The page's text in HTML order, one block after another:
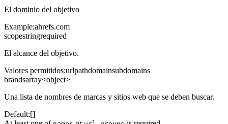
El dominio del objetivo
Example:ahrefs.com
scopestringrequired
El alcance del objetivo.
Valores permitidos:urlpathdomainsubdomains
brandsarray<object>
Una lista de nombres de marcas y sitios web que se deben buscar.
Default:[]